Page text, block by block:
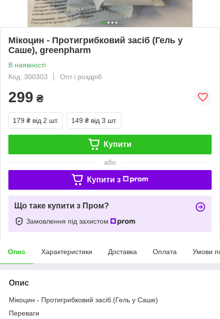
Мікоцин - Протигрибковий засіб (Гель у
Саше), greenpharm
В наявності
Код: 300303
Опт і роздріб
299 ₴
179 ₴ від 2 шт. 149 ₴ від 3 шт.
Купити
або
Купити з
Що таке купити з Пром?
Замовлення під захистом
Опис Характеристики Доставка Оплата Умови
Опис
Мікоцин - Протигрибковий засіб (Гель у Саше)
Переваги